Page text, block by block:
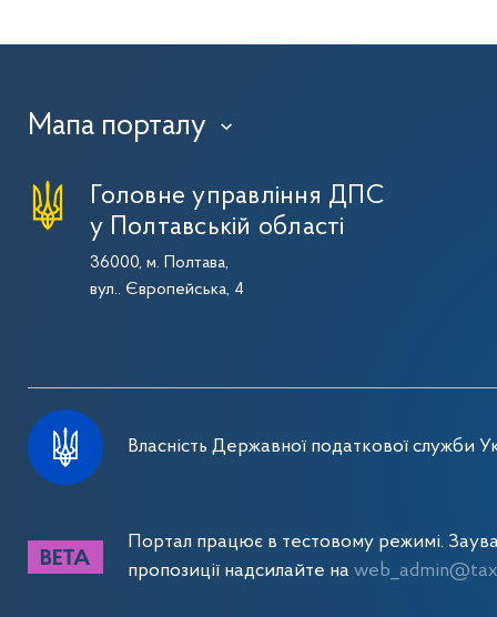
Мапа порталу ›
Головне управління ДПС
у Полтавській області
36000, м. Полтава,
вул.. Європейська, 4
Власність Державної податкової служби
Портал працює в тестовому режимі.
пропозиції надсилайте на